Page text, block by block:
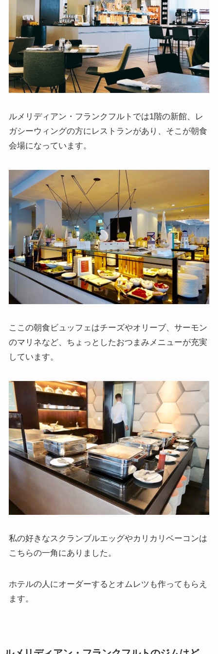
ルメリディアン・フランクフルトでは1階の新館、レ
ガシーウィングの方にレストランがあり、そこが朝食
会場になっています。
ここの朝食ビュッフェはチーズやオリーブ、サーモン
のマリネなど、ちょっとしたおつまみメニューが充実
しています。
私の好きなスクランブルエッグやカリカリベーコンは
こちらの一角にありました。
ホテルの人にオーダーするとオムレツも作ってもらえ
ます。